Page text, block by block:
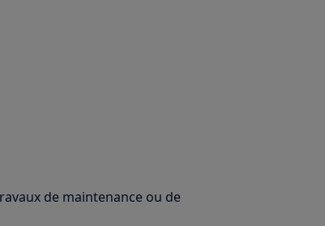
de maintenance ou de